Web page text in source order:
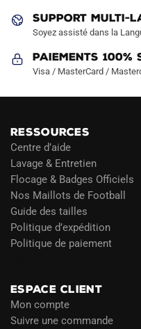
SUPPORT MULTI-
Soyez assisté dans la
Paiements 100%
Visa / MasterCard /
RESSOURCES
Centre d’aide
Lavage & Entretien
Flocage & Badges Officiels
Nos Maillots de Football
Guide des tailles
Politique d’expédition
Politique de paiement
ESPACE CLIENT
Mon compte
Suivre une commande